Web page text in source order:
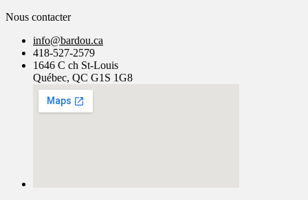
Nous contacter
info@bardou.ca
418-527-2579
1646 C ch St-Louis
Québec, QC G1S 1G8